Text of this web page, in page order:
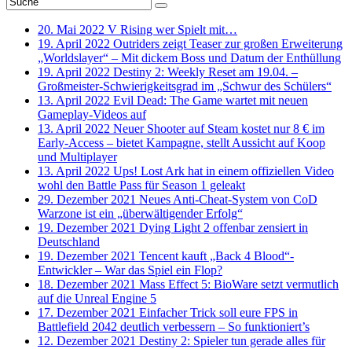
20. Mai 2022 V Rising wer Spielt mit…
19. April 2022 Outriders zeigt Teaser zur großen Erweiterung
„Worldslayer“ – Mit dickem Boss und Datum der Enthüllung
19. April 2022 Destiny 2: Weekly Reset am 19.04. –
Großmeister-Schwierigkeitsgrad im „Schwur des Schülers“
13. April 2022 Evil Dead: The Game wartet mit neuen
Gameplay-Videos auf
13. April 2022 Neuer Shooter auf Steam kostet nur 8 € im
Early-Access – bietet Kampagne, stellt Aussicht auf Koop
und Multiplayer
13. April 2022 Ups! Lost Ark hat in einem offiziellen Video
wohl den Battle Pass für Season 1 geleakt
29. Dezember 2021 Neues Anti-Cheat-System von CoD
Warzone ist ein „überwältigender Erfolg“
19. Dezember 2021 Dying Light 2 offenbar zensiert in
Deutschland
19. Dezember 2021 Tencent kauft „Back 4 Blood“-
Entwickler – War das Spiel ein Flop?
18. Dezember 2021 Mass Effect 5: BioWare setzt vermutlich
auf die Unreal Engine 5
17. Dezember 2021 Einfacher Trick soll eure FPS in
Battlefield 2042 deutlich verbessern – So funktioniert’s
12. Dezember 2021 Destiny 2: Spieler tun gerade alles für